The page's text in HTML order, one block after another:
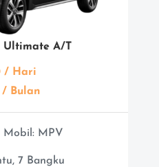
Ultimate A/T
/ Hari
/ Bulan
Mobil: MPV
7 Bangku